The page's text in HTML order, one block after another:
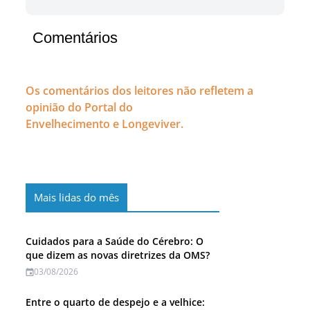
Comentários
Os comentários dos leitores não refletem a
opinião do Portal do
Envelhecimento e Longeviver.
Mais lidas do mês
Cuidados para a Saúde do Cérebro: O
que dizem as novas diretrizes da OMS?
03/08/2026
Entre o quarto de despejo e a velhice: